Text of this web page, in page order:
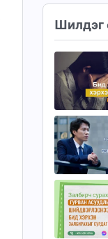
Шилдэг